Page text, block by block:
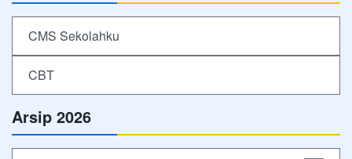
CMS Sekolahku
CBT
Arsip 2026